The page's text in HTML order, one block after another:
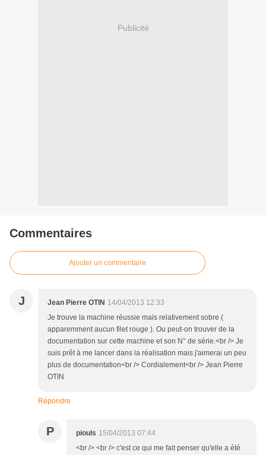
Publicité
Commentaires
Ajouter un commentaire
J Jean Pierre OTIN 14/04/2013 12:33
Je trouve la machine réussie mais relativement sobre (
apparemment aucun filet rouge ). Ou peut-on trouver de la
documentation sur cette machine et son N° de série.<br /> Je
suis prêt à me lancer dans la réalisation mais j'aimerai un peu
plus de documentation<br /> Cordialement<br /> Jean Pierre
OTIN
Répondre
P piouls 15/04/2013 07:44
<br /> <br /> c'est ce qui me fait penser qu'elle a été